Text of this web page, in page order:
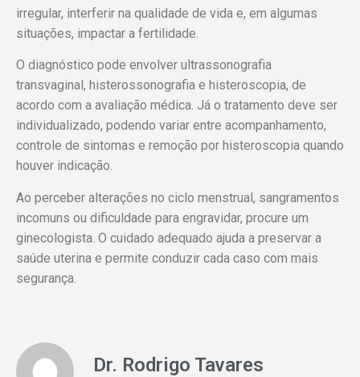
irregular, interferir na qualidade de vida e, em algumas
situações, impactar a fertilidade.
O diagnóstico pode envolver ultrassonografia
transvaginal, histerossonografia e histeroscopia, de
acordo com a avaliação médica. Já o tratamento deve ser
individualizado, podendo variar entre acompanhamento,
controle de sintomas e remoção por histeroscopia quando
houver indicação.
Ao perceber alterações no ciclo menstrual, sangramentos
incomuns ou dificuldade para engravidar, procure um
ginecologista. O cuidado adequado ajuda a preservar a
saúde uterina e permite conduzir cada caso com mais
segurança.
Dr. Rodrigo Tavares